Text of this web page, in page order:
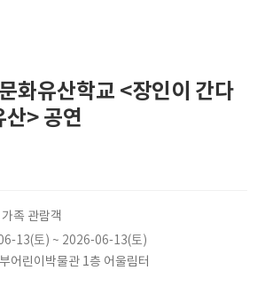
화유산학교 <장인이 간다
산> 공연
족 관람객
13(토) ~ 2026-06-13(토)
어린이박물관 1층 어울림터